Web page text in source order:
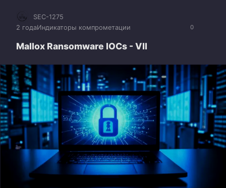
0
SEC-1275
2 годаИндикаторы компрометации
Mallox Ransomware IOCs - VII